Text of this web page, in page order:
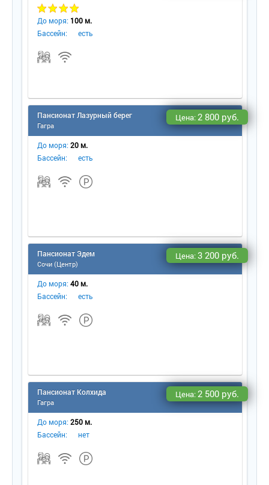
До моря: 100 м.
Бассейн:
есть
Пансионат Лазурный бере
Гагра
Цена:2 800 руб.
До моря: 20 м.
Бассейн:
есть
Пансионат Эдем
Сочи (Центр)
Цена:3 200 руб.
До моря: 40 м.
Бассейн:
есть
Пансионат Колхида
Гагра
Цена:2 500 руб.
До моря: 250 м.
Бассейн:
нет